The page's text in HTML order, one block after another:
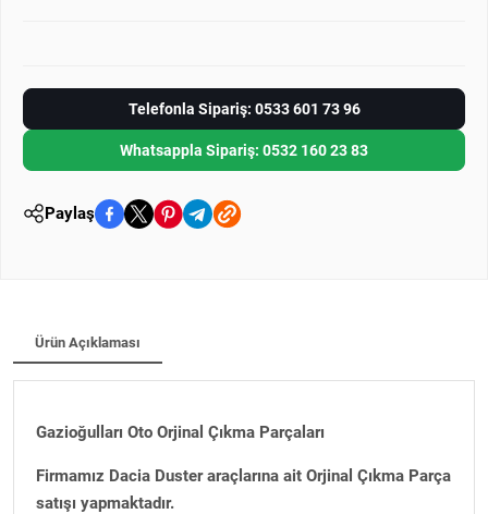
Telefonla Sipariş: 0533 601 73 96
Whatsappla Sipariş: 0532 160 23 83
Paylaş
Ürün Açıklaması
Gazioğulları Oto Orjinal Çıkma Parçaları
Firmamız Dacia Duster araçlarına ait Orjinal Çıkma Parça
satışı yapmaktadır.